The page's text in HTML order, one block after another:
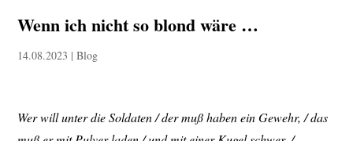
Wenn ich nicht so blond wäre …
14.08.2023 |Blog
Wer will unter die Soldaten / der muß haben ein Gewehr, / das